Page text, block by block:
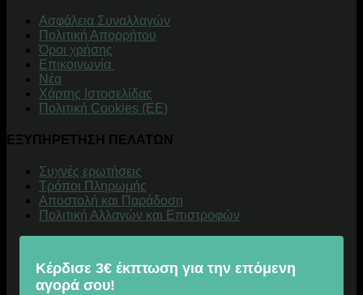
Aσφάλεια Συναλλαγών
Πολιτική Απορρήτου
Όροι χρήσης
Επικοινωνία
Νέα
Χάρτης Ιστοσελίδας
Πολιτική Cookies (ΕΕ)
ΕΞΥΠΗΡΕΤΗΣΗ ΠΕΛΑΤΩΝ
Συχνές ερωτήσεις
Τρόποι Πληρωμής
Αποστολή και Παράδοση
Πολιτική Αλλαγών και Επιστροφών
Κέρδισε 3€ έκπτωση για την επόμενη
αγορά σου!